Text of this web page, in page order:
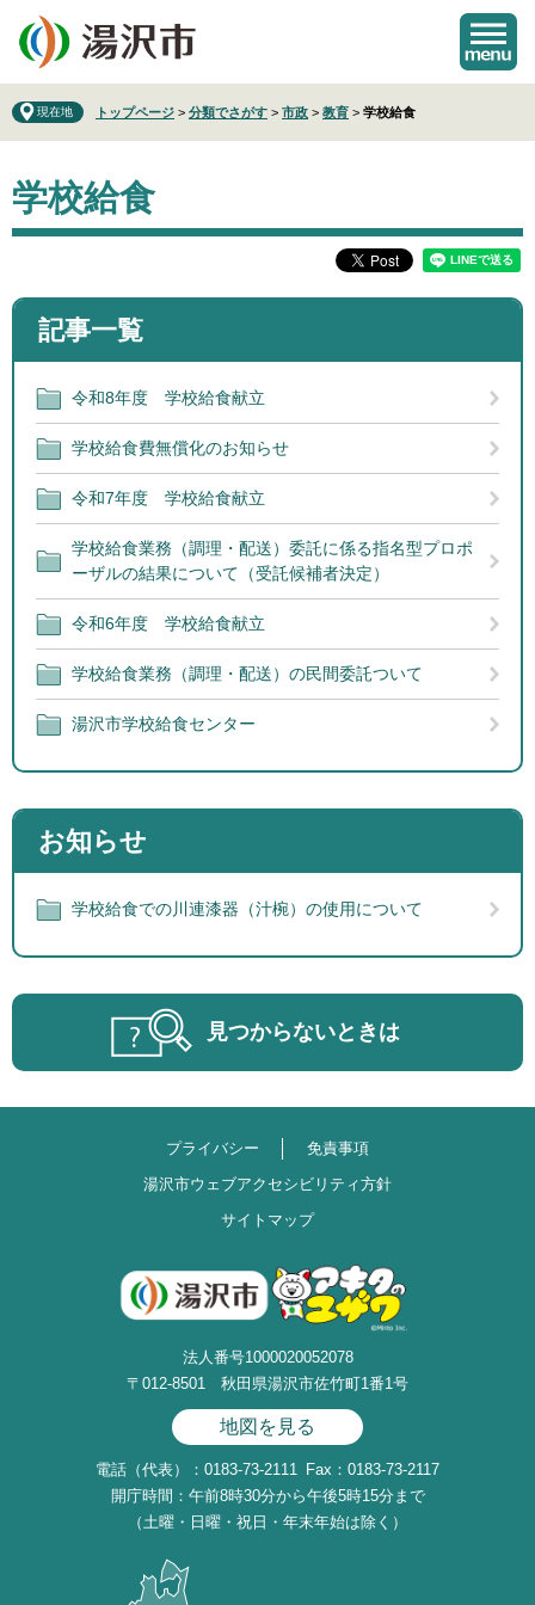
の
先
頭
す
ー
を
飛
し
本
現在地 トップページ > 分類でさがす > 市政 > 教育 > 学校給食
文
学校給食
記事一覧
令和8年度 学校給食献立
学校給食費無償化のお知らせ
令和7年度 学校給食献立
学校給食業務（調理・配送）委託に係る指名型プロポ
ーザルの結果について（受託候補者決定）
令和6年度 学校給食献立
学校給食業務（調理・配送）の民間委託ついて
湯沢市学校給食センター
お知らせ
学校給食での川連漆器（汁椀）の使用について
見つからないときは
プライバシー
免責事項
湯沢市ウェブアクセシビリティ方針
サイトマップ
法人番号1000020052078
〒012-8501 秋田県湯沢市佐竹町1番1号
地図を見る
電話（代表）：0183-73-2111 Fax：0183-73-2117
開庁時間：午前8時30分から午後5時15分まで
（土曜・日曜・祝日・年末年始は除く）